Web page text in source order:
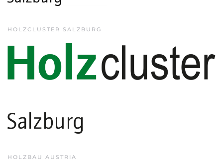
HOLZCLUSTER SALZBURG
HOLZBAU AUSTRIA